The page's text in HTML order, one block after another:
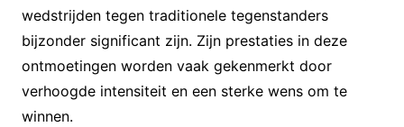
wedstrijden tegen traditionele tegenstanders
bijzonder significant zijn. Zijn prestaties in deze
ontmoetingen worden vaak gekenmerkt door
verhoogde intensiteit en een sterke wens om te
winnen.